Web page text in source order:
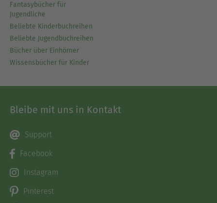
Fantasybücher für
Jugendliche
Beliebte Kinderbuchreihen
Beliebte Jugendbuchreihen
Bücher über Einhörner
Wissensbücher für Kinder
Bleibe mit uns in Kontakt
Support
Facebook
Instagram
Pinterest